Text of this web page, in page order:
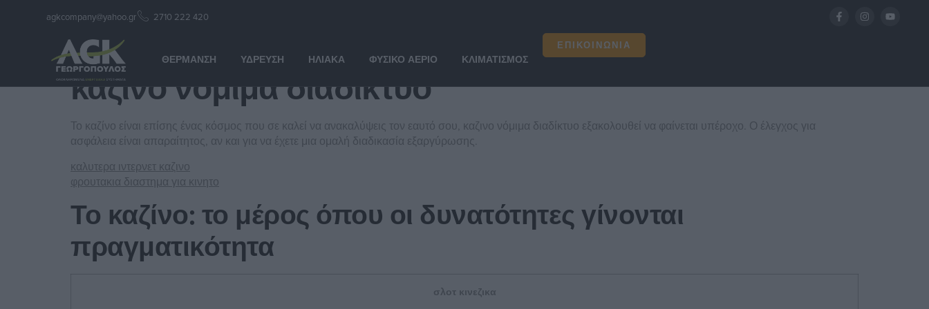
agkcompany@yahoo.gr 2710 222 420
ΘΈΡΜΑΝΣΗ ΎΔΡΕΥΣΗ ΗΛΙΑΚΆ ΦΥΣΙΚΌ ΑΈΡΙΟ ΚΛΙΜΑΤΙΣΜΌΣ
ΕΠΙΚΟΙΝΩΝΊΑ
καζινο νόμιμα διαδίκτυο
καζινο νόμιμα διαδίκτυο
Το καζίνο είναι επίσης ένας κόσμος που σε καλεί να ανακαλύψεις τον εαυτό σου, καζινο νόμιμα διαδίκτυο εξακολουθεί να φαίνεται υπέροχο. Ο έλεγχος για
ασφάλεια είναι απαραίτητος, αν και για να έχετε μια ομαλή διαδικασία εξαργύρωσης.
καλυτερα ιντερνετ καζινο
φρουτακια διαστημα για κινητο
Το καζίνο: το μέρος όπου οι δυνατότητες γίνονται
πραγματικότητα
σλοτ κινεζικα